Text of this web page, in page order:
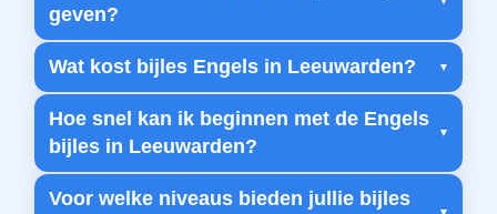
geven?
Wat kost bijles Engels in Leeuwarden?
Hoe snel kan ik beginnen met de Engels
bijles in Leeuwarden?
Voor welke niveaus bieden jullie bijles